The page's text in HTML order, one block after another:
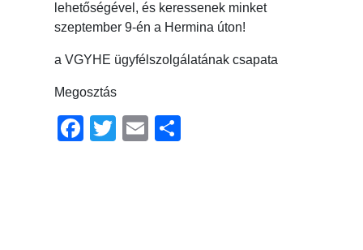
lehetőségével, és keressenek minket
szeptember 9-én a Hermina úton!
a VGYHE ügyfélszolgálatának csapata
Megosztás
Facebook
TwitterEmail